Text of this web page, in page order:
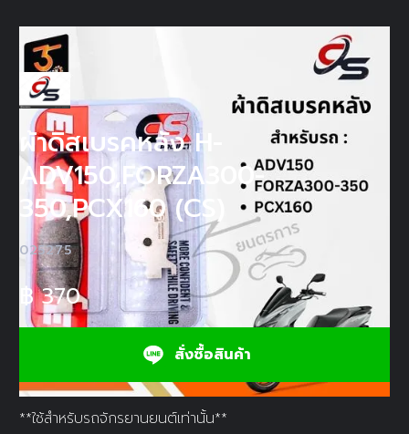
ผ้าดิสเบรคหลัง H-
ADV150,FORZA300-
350,PCX160 (CS)
025275
฿ 370
สั่งซื้อสินค้า
**ใช้สำหรับรถจักรยานยนต์เท่านั้น**